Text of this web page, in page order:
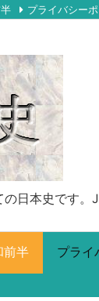
日本史です
前半 プライ
プライバシー